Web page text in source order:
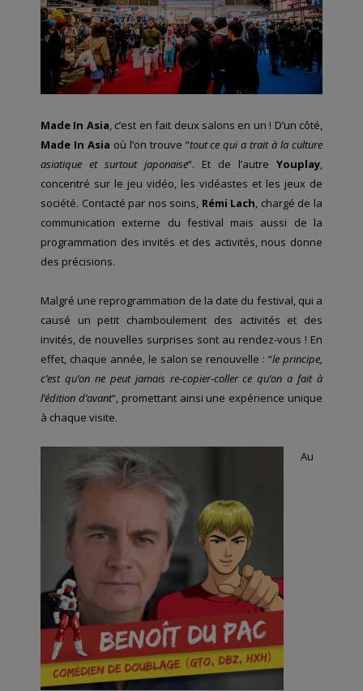
Made In Asia, c’est en fait deux salons en un ! D’un côté,
Made In Asia où l’on trouve “tout ce qui a trait à la culture
asiatique et surtout japonaise“. Et de l’autre Youplay,
concentré sur le jeu vidéo, les vidéastes et les jeux de
société. Contacté par nos soins, Rémi Lach, chargé de la
communication externe du festival mais aussi de la
programmation des invités et des activités, nous donne
des précisions.
Malgré une reprogrammation de la date du festival, qui a
causé un petit chamboulement des activités et des
invités, de nouvelles surprises sont au rendez-vous ! En
effet, chaque année, le salon se renouvelle : “le principe,
c’est qu’on ne peut jamais re-copier-coller ce qu’on a fait à
l’édition d’avant“, promettant ainsi une expérience unique
à chaque visite.
Au